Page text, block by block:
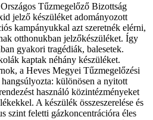
Tűzmegelőző Bizottság
jelző készüléket adományozott
kampányukkal azt szeretnék elérni,
otthonukban jelzőkészüléket. Így
gyakori tragédiák, balesetek.
kaptak néhány készüléket.
a Heves Megyei Tűzmegelőzési
különösen a nyitott
használó közintézményeket
A készülék összeszerelése és
szint feletti gázkoncentrációra éles